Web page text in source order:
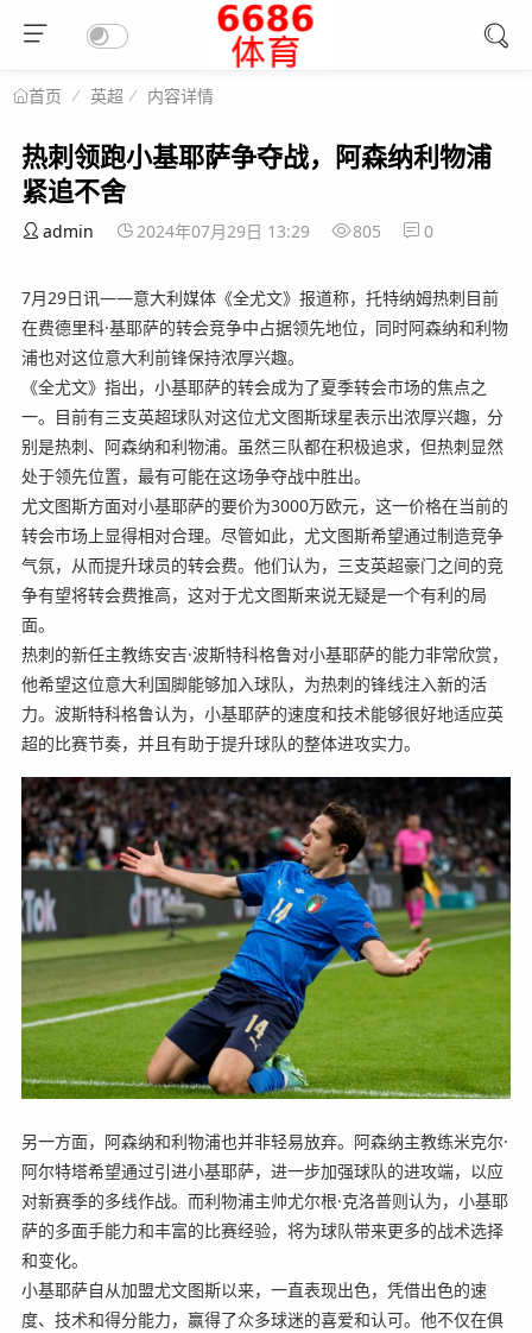
首页 英超 内容详情
热刺领跑小基耶萨争夺战，阿森纳利物浦
紧追不舍
admin 2024年07月29日 13:29 805 0
7月29日讯——意大利媒体《全尤文》报道称，托特纳姆热刺目前
在费德里科·基耶萨的转会竞争中占据领先地位，同时阿森纳和利物
浦也对这位意大利前锋保持浓厚兴趣。
《全尤文》指出，小基耶萨的转会成为了夏季转会市场的焦点之
一。目前有三支英超球队对这位尤文图斯球星表示出浓厚兴趣，分
别是热刺、阿森纳和利物浦。虽然三队都在积极追求，但热刺显然
处于领先位置，最有可能在这场争夺战中胜出。
尤文图斯方面对小基耶萨的要价为3000万欧元，这一价格在当前的
转会市场上显得相对合理。尽管如此，尤文图斯希望通过制造竞争
气氛，从而提升球员的转会费。他们认为，三支英超豪门之间的竞
争有望将转会费推高，这对于尤文图斯来说无疑是一个有利的局
面。
热刺的新任主教练安吉·波斯特科格鲁对小基耶萨的能力非常欣赏，
他希望这位意大利国脚能够加入球队，为热刺的锋线注入新的活
力。波斯特科格鲁认为，小基耶萨的速度和技术能够很好地适应英
超的比赛节奏，并且有助于提升球队的整体进攻实力。
另一方面，阿森纳和利物浦也并非轻易放弃。阿森纳主教练米克尔·
阿尔特塔希望通过引进小基耶萨，进一步加强球队的进攻端，以应
对新赛季的多线作战。而利物浦主帅尤尔根·克洛普则认为，小基耶
萨的多面手能力和丰富的比赛经验，将为球队带来更多的战术选择
和变化。
小基耶萨自从加盟尤文图斯以来，一直表现出色，凭借出色的速
度、技术和得分能力，赢得了众多球迷的喜爱和认可。他不仅在俱